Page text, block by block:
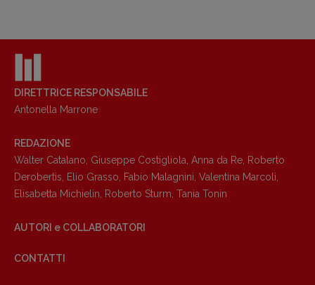
DIRETTRICE RESPONSABILE
Antonella Marrone
REDAZIONE
Walter Catalano Giuseppe Costigliola Anna da Re Roberto
Derobertis Elio Grasso Fabio Malagnini Valentina Marcoli
Elisabetta Michielin Roberto Sturm Tania Tonin
AUTORI e COLLABORATORI
CONTATTI